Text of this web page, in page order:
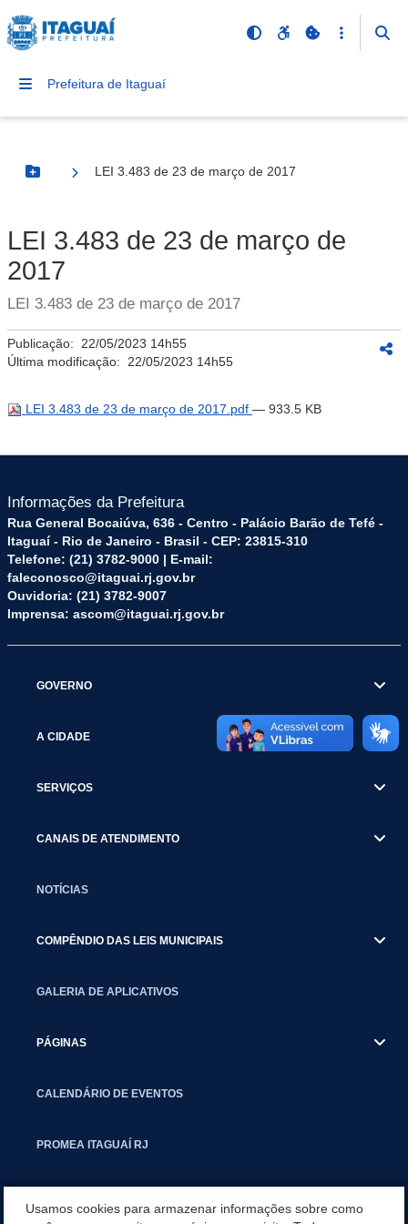
Prefeitura de Itaguaí
Botão Menu
LEI 3.483 de 23 de março de 2017
LEI 3.483 de 23 de março de
2017
LEI 3.483 de 23 de março de 2017
Publicação: 22/05/2023 14h55
Última modificação: 22/05/2023 14h55
LEI 3.483 de 23 de março de 2017.pdf — 933.5 KB
Informações da Prefeitura
Rua General Bocaiúva, 636 - Centro - Palácio Barão de Tefé -
Itaguaí - Rio de Janeiro - Brasil - CEP: 23815-310
Telefone: (21) 3782-9000 | E-mail:
faleconosco@itaguai.rj.gov.br
Ouvidoria: (21) 3782-9007
Imprensa: ascom@itaguai.rj.gov.br
GOVERNO
A CIDADE
SERVIÇOS
CANAIS DE ATENDIMENTO
NOTÍCIAS
COMPÊNDIO DAS LEIS MUNICIPAIS
GALERIA DE APLICATIVOS
PÁGINAS
CALENDÁRIO DE EVENTOS
PROMEA ITAGUAÍ RJ
Usamos cookies para armazenar informações sobre como